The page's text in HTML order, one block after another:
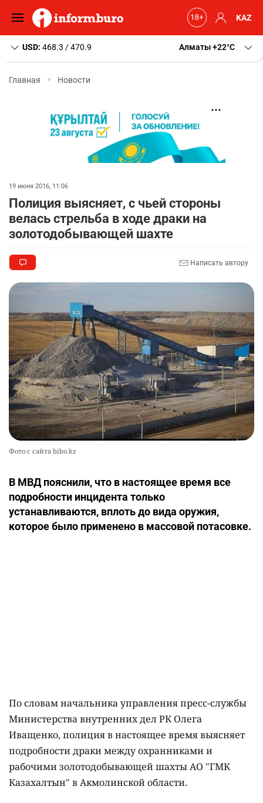
KAZ
USD: 468.3 / 470.9 Алматы+22 C
Главная Новости
19 июня 2016, 11:06
Полиция выясняет, с чьей стороны
велась стрельба в ходе драки на
золотодобывающей шахте
Написать автору
Фото с сайта bibo.kz
В МВД пояснили, что в настоящее время все
подробности инцидента только
устанавливаются, вплоть до вида оружия,
которое было применено в массовой потасовке.
По словам начальника управления пресс-службы
Министерства внутренних дел РК Олега
Иващенко, полиция в настоящее время выясняет
подробности драки между охранниками и
рабочими золотодобывающей шахты АО "ГМК
Казахалтын" в Акмолинской области.